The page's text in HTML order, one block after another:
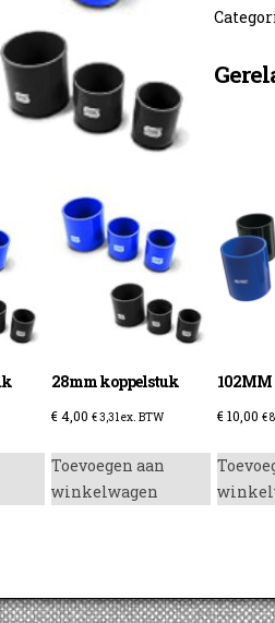
aantal
28mm koppelstuk
€4,00 €3,31ex. BTW
Toevoegen aan
winkelwagen
102MM
€10,00 €